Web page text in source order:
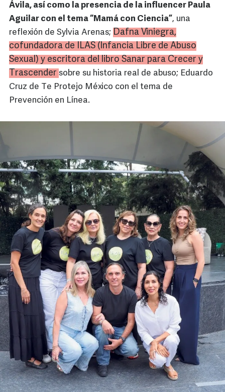
Ávila, así como la presencia de la influencer Paula
Aguilar con el tema “Mamá con Ciencia”, una
reflexión de Sylvia Arenas; Dafna Viniegra,
cofundadora de ILAS (Infancia Libre de Abuso
Sexual) y escritora del libro Sanar para Crecer y
Trascender sobre su historia real de abuso; Eduardo
Cruz de Te Protejo México con el tema de
Prevención en Línea.